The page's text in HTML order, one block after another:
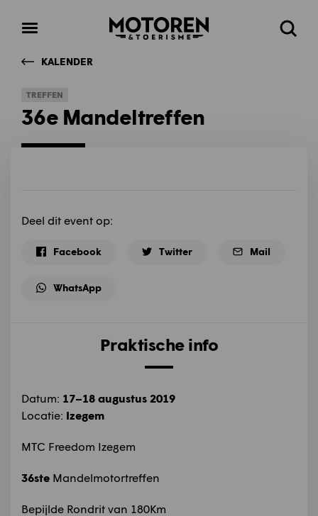
Open
Homepage Zoeken
KALENDER
TREFFEN
36e Mandeltreffen
Deel dit event op:
Facebook Twitter Mail
WhatsApp
Praktische info
Datum: 17–18 augustus 2019
Locatie: Izegem
MTC Freedom Izegem
36ste Mandelmotortreffen
Bepijlde Rondrit van 180Km